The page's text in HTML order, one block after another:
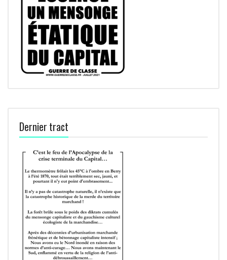
Dernier tract